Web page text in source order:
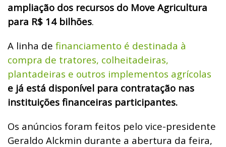
ampliação dos recursos do Move Agricultura
para R$ 14 bilhões.
A linha de financiamento é destinada à
compra de tratores, colheitadeiras,
plantadeiras e outros implementos agrícolas
e já está disponível para contratação nas
instituições financeiras participantes.
Os anúncios foram feitos pelo vice-presidente
Geraldo Alckmin durante a abertura da feira,